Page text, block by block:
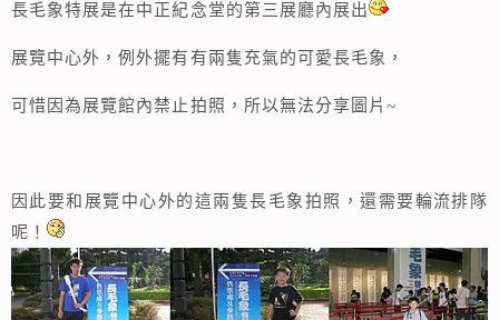
長毛象特展是在中正紀念堂的第三展廳內展出
展覽中心外，例外擺有有兩隻充氣的可愛長毛象，
可惜因為展覽館內禁止拍照，所以無法分享圖片~
因此要和展覽中心外的這兩隻長毛象拍照，還需要輪流排隊
呢！